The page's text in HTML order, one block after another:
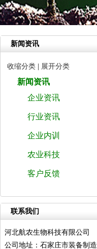
新闻资讯
收缩分类 展开分类
新闻资讯
企业资讯
行业资讯
企业内训
农业科技
客户反馈
联系我们
河北航农生物科技有限公司
公司地址：石家庄市装备制造